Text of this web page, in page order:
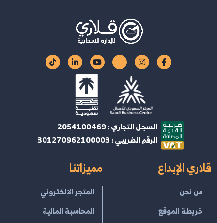
السجل التجاري : 2054100469
الرقم الضريبي : 301270962100003
قلاري الإبداع
من نحن
خريطة الموقع
مميزاتنا
المتجر الإلكتروني
المحاسبة المالية